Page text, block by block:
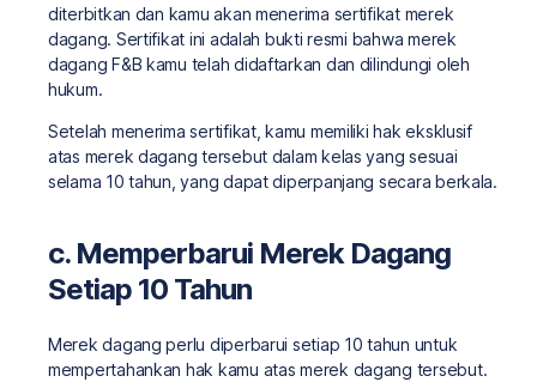
diterbitkan dan kamu akan menerima sertifikat merek
dagang. Sertifikat ini adalah bukti resmi bahwa merek
dagang F&B kamu telah didaftarkan dan dilindungi oleh
hukum.
Setelah menerima sertifikat, kamu memiliki hak eksklusif
atas merek dagang tersebut dalam kelas yang sesuai
selama 10 tahun, yang dapat diperpanjang secara berkala.
c. Memperbarui Merek Dagang
Setiap 10 Tahun
Merek dagang perlu diperbarui setiap 10 tahun untuk
mempertahankan hak kamu atas merek dagang tersebut.